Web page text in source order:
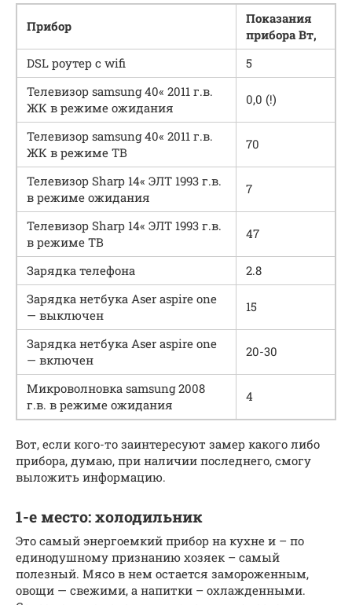
Прибор
Показания
прибора Вт,
DSL роутер с wifi
5
Телевизор samsung 40« 2011 г.в.
ЖК в режиме ожидания
0,0 (!)
Телевизор samsung 40« 2011 г.в.
ЖК в режиме ТВ
70
Телевизор Sharp 14« ЭЛТ 1993 г.в.
в режиме ожидания
7
Телевизор Sharp 14« ЭЛТ 1993 г.в.
в режиме ТВ
47
Зарядка телефона
2.8
Зарядка нетбука Aser aspire one
— выключен
15
Зарядка нетбука Aser aspire one
— включен
20-30
Микроволновка samsung 2008
г.в. в режиме ожидания
4
Вот, если кого-то заинтересуют замер какого либо
прибора, думаю, при наличии последнего, смогу
выложить информацию.
1-е место: холодильник
Это самый энергоемкий прибор на кухне и – по
единодушному признанию хозяек – самый
полезный. Мясо в нем остается замороженным,
овощи — свежими, а напитки – охлажденными.